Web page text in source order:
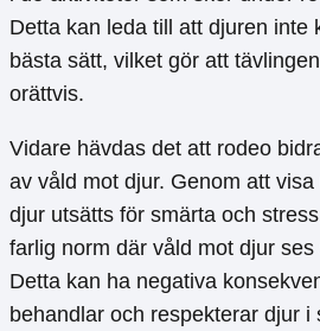
Detta kan leda till att djuren inte
bästa sätt, vilket gör att
orättvis.
Vidare hävdas det att rodeo
av våld mot djur. Genom att
djur utsätts för smärta och
farlig norm där våld mot djur
Detta kan ha negativa
behandlar och respekterar djur i